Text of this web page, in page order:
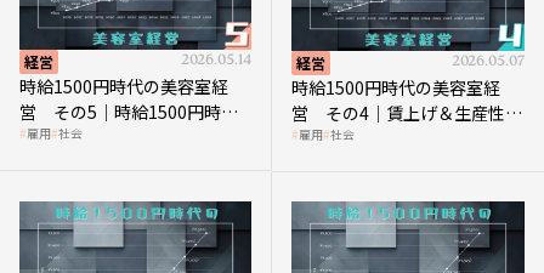
経営 2026.05.14
時給1500円時代の美容室経
営 その5｜時給1500円時代
の到来は美容業の収益構造を
雇用 社会
経営 2026.05.07
時給1500円時代の美容室経
営 その4｜賃上げ＆生産性向
上につなげる賢い助成金活用
雇用 社会